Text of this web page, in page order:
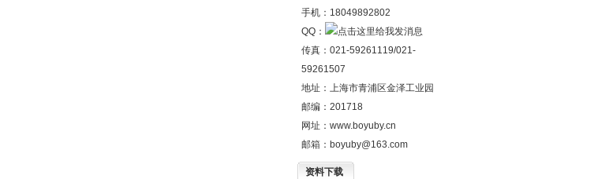
手机：18049892802
QQ：
传真：021-59261119/021-
59261507
地址：上海市青浦区金泽工业园
邮编：201718
网址： www.boyuby.cn
邮箱： boyuby@163.com
资料下载